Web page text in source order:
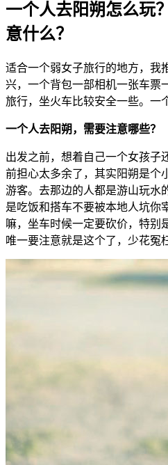
一个人去阳朔怎么玩
意什么？
适合一个弱女子旅行的地方，我
兴，一个背包一部相机一张车
旅行，坐火车比较安全一些。一
一个人去阳朔，需要注意哪些？
出发之前，想着自己一个女孩子
前担心太多余了，其实阳朔是个
游客。去那边的人都是游山玩水
是吃饭和搭车不要被本地人坑你
嘛，坐车时候一定要砍价，特别
唯一要注意就是这个了，少花冤